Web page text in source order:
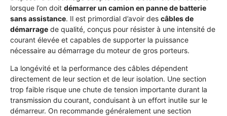
lorsque l’on doit démarrer un camion en panne de batterie
sans assistance. Il est primordial d’avoir des câbles de
démarrage de qualité, conçus pour résister à une intensité de
courant élevée et capables de supporter la puissance
nécessaire au démarrage du moteur de gros porteurs.
La longévité et la performance des câbles dépendent
directement de leur section et de leur isolation. Une section
trop faible risque une chute de tension importante durant la
transmission du courant, conduisant à un effort inutile sur le
démarreur. On recommande généralement une section